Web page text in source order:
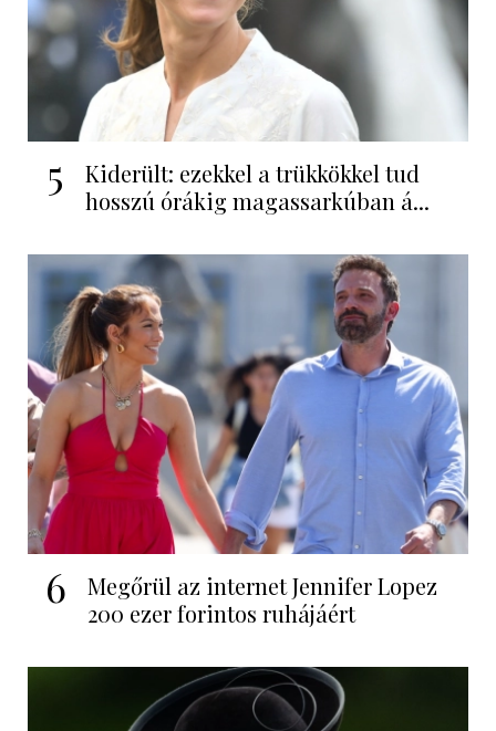
5
Kiderült: ezekkel a trükkökkel tud
hosszú órákig magassarkúban á...
6
Megőrül az internet Jennifer Lopez
200 ezer forintos ruhájáért